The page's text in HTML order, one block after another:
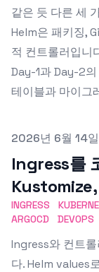
같은 듯 다른 세
Helm은 패키징,
적 컨트롤러입니
Day-1과 Day-2
테이블과 마이그
Published on
2026년 6월 14일
Ingress를
INGRESS
ARGOCD
DEVOPS
Ingress와 컨트
다. Helm values